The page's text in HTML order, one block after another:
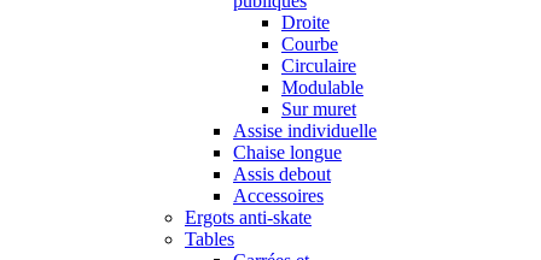
Droite
Courbe
Circulaire
Modulable
Sur muret
Assise individuelle
Chaise longue
Assis debout
Accessoires
Ergots anti-skate
Tables